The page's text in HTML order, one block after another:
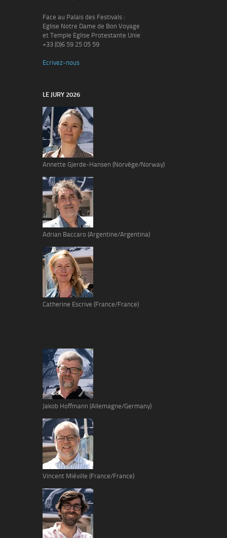
Face au Palais des Festivals :
Eglise Notre Dame de Bon Voyage
et Temple Eglise Protestante Unie
+33 (0)6 59 25 05 59
Ecrivez-nous
LE JURY 2026
Annette Gjerde-Hansen (Norvège/Norway)
Adrian Baccaro (Argentine/Argentina)
Catherine Escrive (France/France)
Jakob Hoffmann (Allemagne/Germany)
Vincent Miéville (France/France)